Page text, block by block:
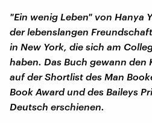
"Ein wenig Leben" von Hanya
der lebenslangen
in New York, die sich am
haben. Das Buch gewann den
auf der Shortlist des Man
Book Award und des Baileys
Deutsch erschienen.